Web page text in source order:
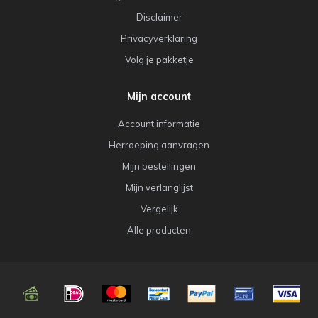
Disclaimer
Privacyverklaring
Volg je pakketje
Mijn account
Account informatie
Herroeping aanvragen
Mijn bestellingen
Mijn verlanglijst
Vergelijk
Alle producten